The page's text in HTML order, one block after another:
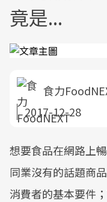
竟是...
食力
2017-12-28
想要食品在網路上
同業沒有的話題商
消費者的基本要件